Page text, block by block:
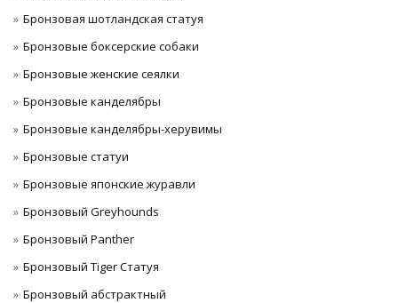
Бронзовая шотландская статуя
Бронзовые боксерские собаки
Бронзовые женские сеялки
Бронзовые канделябры
Бронзовые канделябры-херувимы
Бронзовые статуи
Бронзовые японские журавли
Бронзовый Greyhounds
Бронзовый Panther
Бронзовый Tiger Статуя
Бронзовый абстрактный